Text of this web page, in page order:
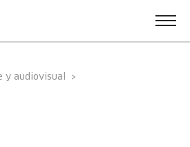
y audiovisual